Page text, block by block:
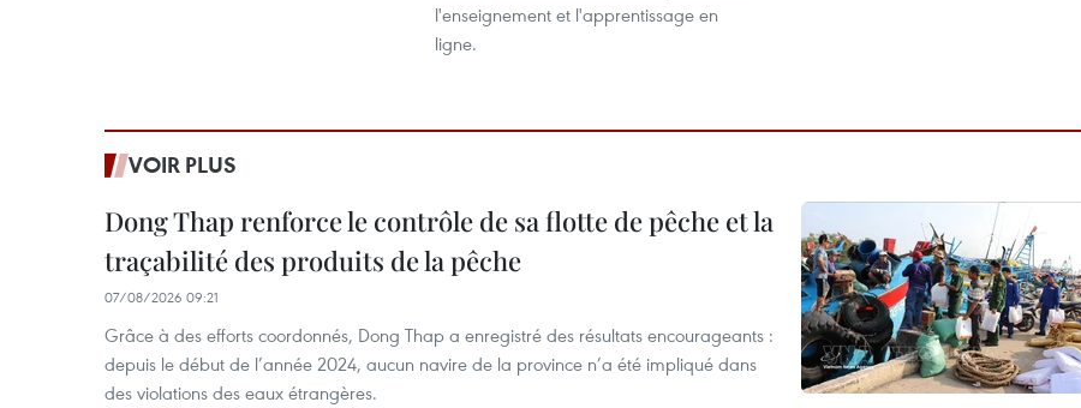
l'enseignement et l'apprentissage en
ligne.
VOIR PLUS
Dong Thap renforce le contrôle de sa flotte de pêche et la
traçabilité des produits de la pêche
07/08/2026 09:21
Grâce à des efforts coordonnés, Dong Thap a enregistré des résultats encourageants :
depuis le début de l’année 2024, aucun navire de la province n’a été impliqué dans
des violations des eaux étrangères.